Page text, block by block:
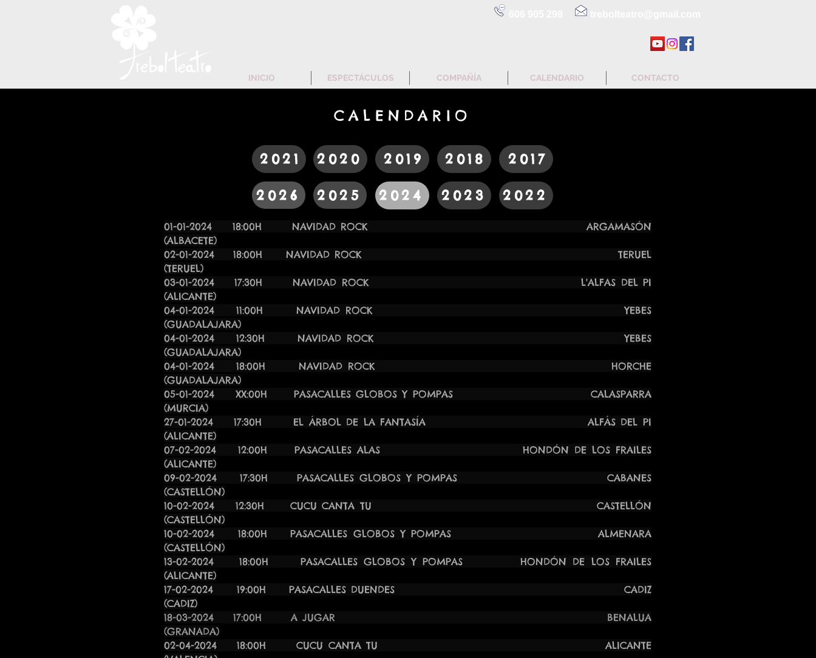
INICIO ESPECTÁCULOS COMPAÑÍA CALENDARIO CONTACTO
CALENDARIO
2021 2020 2019 2018 2017
2026 2025 2024 2023 2022
01-01-2024 18:00H NAVIDAD ROCK ARGAMASÓN
(ALBACETE)
02-01-2024 18:00H NAVIDAD ROCK TERUEL
(TERUEL)
03-01-2024 17:30H NAVIDAD ROCK L'ALFAS DEL PI
(ALICANTE)
​04-01-2024 11:00H NAVIDAD ROCK YEBES
(GUADALAJARA)
04-01-2024 12:30H NAVIDAD ROCK YEBES
(GUADALAJARA)
​04-01-2024 18:00H NAVIDAD ROCK HORCHE
(GUADALAJARA)
05-01-2024 XX:00H PASACALLES GLOBOS Y POMPAS CALASPARRA
(MURCIA)
27-01-2024 17:30H EL ÁRBOL DE LA FANTASÍA ALFÁS DEL PI
(ALICANTE)
07-02-2024 12:00H PASACALLES ALAS HONDÓN DE LOS FRAILES
(ALICANTE)
09-02-2024 17:30H PASACALLES GLOBOS Y POMPAS CABANES
(CASTELLÓN)
10-02-2024 12:30H CUCU CANTA TU CASTELLÓN
(CASTELLÓN)
10-02-2024 18:00H PASACALLES GLOBOS Y POMPAS ALMENARA
(CASTELLÓN)
13-02-2024 18:00H PASACALLES GLOBOS Y POMPAS HONDÓN DE LOS FRAILES
(ALICANTE)
17-02-2024 19:00H PASACALLES DUENDES CADIZ
(CADIZ)
18-03-2024 17:00H A JUGAR BENALUA
(GRANADA)
02-04-2024 18:00H CUCU CANTA TU ALICANTE